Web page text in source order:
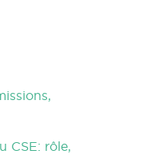
CSE: rôle,